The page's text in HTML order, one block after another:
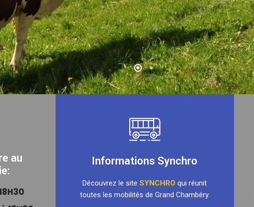
au
Informations Synchro
Découvrez le site SYNCHRO qui réunit
toutes les mobilités de Grand Chambéry.